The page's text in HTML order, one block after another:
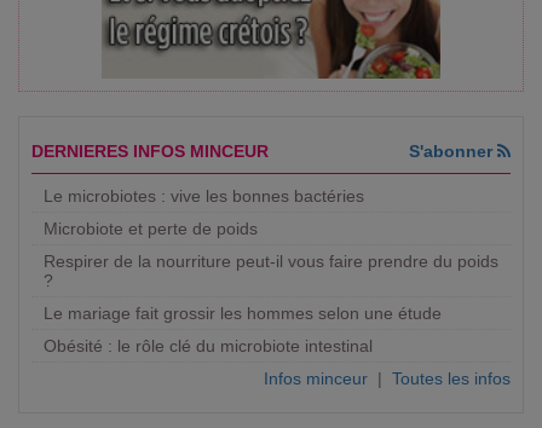
DERNIERES INFOS MINCEUR S'abonner
Le microbiotes : vive les bonnes bactéries
Microbiote et perte de poids
Respirer de la nourriture peut-il vous faire prendre du poids
?
Le mariage fait grossir les hommes selon une étude
Obésité : le rôle clé du microbiote intestinal
Infos minceur | Toutes les infos